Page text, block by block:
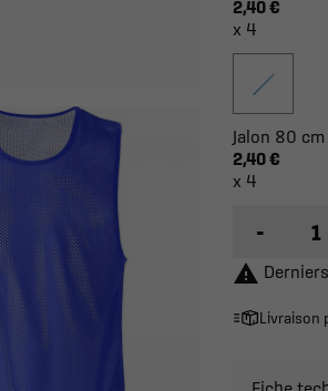
2,40 €
x 4
Jalon 80
2,40 €
x 4
-

Livraison